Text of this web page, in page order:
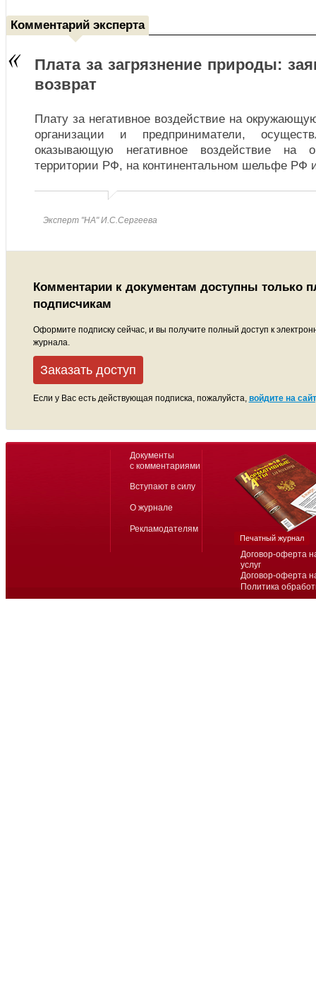
Комментарий эксперта
Плата за загрязнение природы:
возврат
Плату за негативное воздействие на
организации и предприниматели,
оказывающую негативное воздействие на
территории РФ, на континентальном шельфе РФ
Эксперт "НА" И.С.Сергеева
Комментарии к документам доступны только
подписчикам
Оформите подписку сейчас, и вы получите полный доступ к
журнала.
Заказать доступ
Если у Вас есть действующая подписка, пожалуйста, войдите на
Договор-оферта
услуг
Договор-оферта
Политика
Документы
с комментариями
Вступают в силу
О журнале
Рекламодателям
Печатный журнал